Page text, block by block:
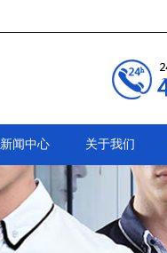
新闻中心 关于我们